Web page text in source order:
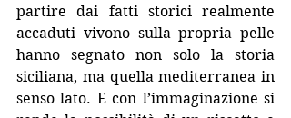
partire dai fatti storici realmente
accaduti vivono sulla propria pelle
hanno segnato non solo la storia
siciliana, ma quella mediterranea in
senso lato. E con l’immaginazione si